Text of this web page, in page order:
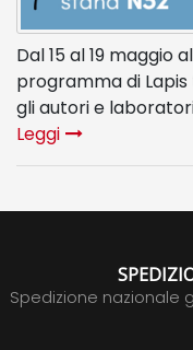
Dal 15 al 19 maggio
programma di
gli autori e
Leggi
Spedizione nazionale